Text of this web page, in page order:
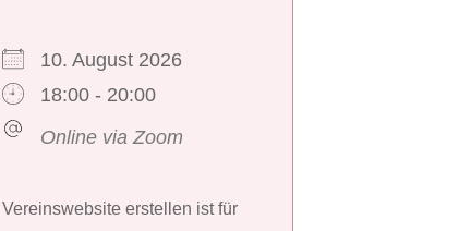
10. August 2026
18:00 - 20:00
Online via Zoom
Vereinswebsite erstellen ist für